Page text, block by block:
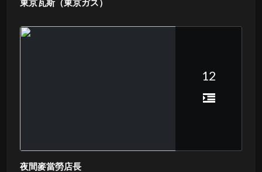
東京瓦斯（東京ガス）
12
夜間麥當勞店長